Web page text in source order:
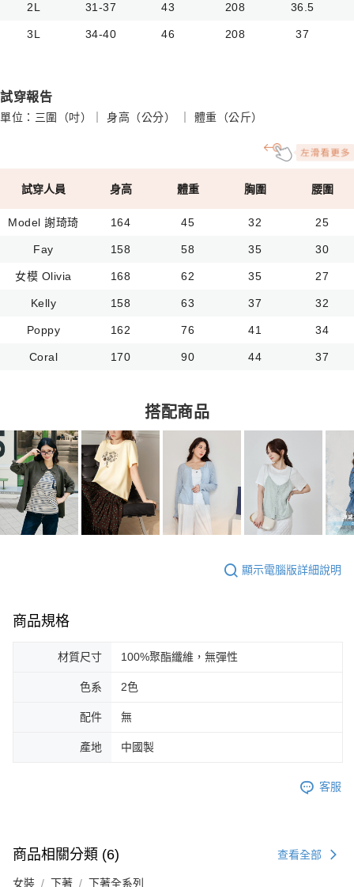
2L 31-37 43 208 36.5
3L 34-40 46 208 37
試穿報告
單位：三圍（吋）｜ 身高（公分） ｜ 體重（公斤）
試穿人員 身高 體重 胸圍 腰圍
Model 謝琦琦 164 45 32 25
Fay 158 58 35 30
女模 Olivia 168 62 35 27
Kelly 158 63 37 32
Poppy 162 76 41 34
Coral 170 90 44 37
搭配商品
顯示電腦版詳細說明
商品規格
材質尺寸 100%聚酯纖維，無彈性
色系 2色
配件 無
產地 中國製
客服
商品相關分類 (6) 查看全部
女裝 下著 下著全系列